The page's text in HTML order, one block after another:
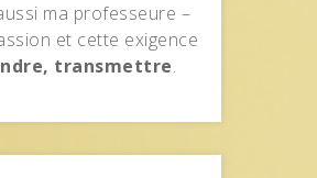
ma professeure –
et cette exigence
transmettre.